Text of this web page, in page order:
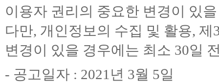
이용자 권리의 중요한 변경이 있
다만, 개인정보의 수집 및 활용,
변경이 있을 경우에는 최소 30일
- 공고일자 : 2021년 3월 5일